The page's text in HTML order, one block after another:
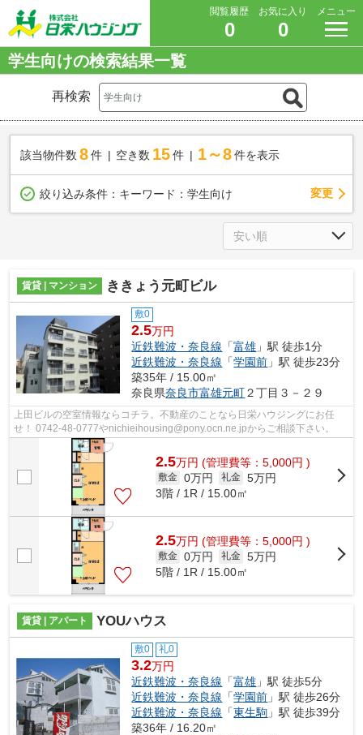
閲覧履歴
0
お気に入り
0
メニュー
学生向けの検索結果一覧
再検索
該当物件数 8件 空き数 15 件 1～8 件を表示
絞り込み条件： キーワード：学生向け 変更
賃貸 | マンション ききょう元町ビル
敷0
2.5万円
近鉄難波・奈良線 「富雄 」駅 徒歩1分
近鉄難波・奈良線 「学園前 」駅 徒歩23分
築35年 / 15.00㎡
奈良県奈良市富雄元町２丁目３－２９
上田ビルの空室情報ならコチラ。不動産のことなら日栄ハウジングにお任
せ！ 0742-48-0777やnichieihousing@pony.ocn.ne.jpからご相談下さい。
2.5万円 (管理費等：5,000円 )
敷金 0万円 礼金 5万円
3階 / 1R / 15.00㎡
2.5万円 (管理費等：5,000円 )
敷金 0万円 礼金 5万円
5階 / 1R / 15.00㎡
賃貸 | アパート YOUハウス
敷0 礼0
3.2万円
近鉄難波・奈良線 「富雄 」駅 徒歩5分
近鉄難波・奈良線 「学園前 」駅 徒歩26分
近鉄難波・奈良線 「東生駒 」駅 徒歩39分
築36年 / 16.20㎡